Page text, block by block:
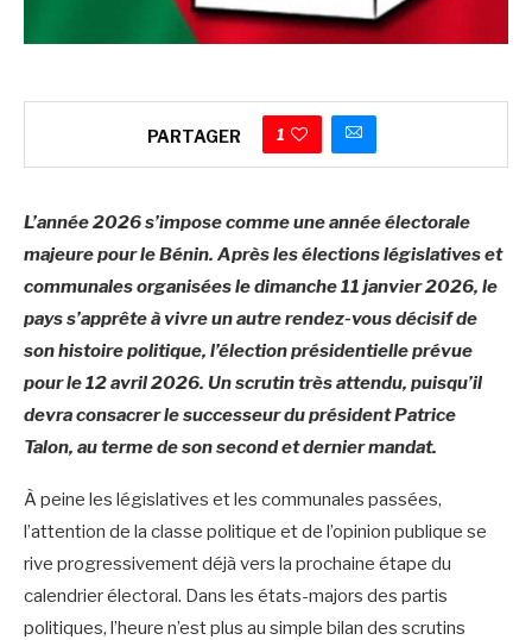
PARTAGER 1
L’année 2026 s’impose comme une année électorale
majeure pour le Bénin. Après les élections législatives et
communales organisées le dimanche 11 janvier 2026, le
pays s’apprête à vivre un autre rendez-vous décisif de
son histoire politique, l’élection présidentielle prévue
pour le 12 avril 2026. Un scrutin très attendu, puisqu’il
devra consacrer le successeur du président Patrice
Talon, au terme de son second et dernier mandat.
À peine les législatives et les communales passées,
l’attention de la classe politique et de l’opinion publique se
rive progressivement déjà vers la prochaine étape du
calendrier électoral. Dans les états-majors des partis
politiques, l’heure n’est plus au simple bilan des scrutins